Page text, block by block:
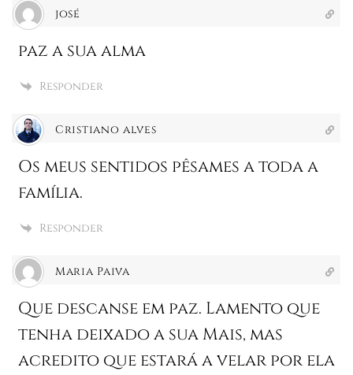
josé
paz a sua alma
Responder
Cristiano alves
Os meus sentidos pêsames a toda a
família.
Responder
Maria Paiva
Que descanse em paz. Lamento que
tenha deixado a sua Mais, mas
acredito que estará a velar por ela